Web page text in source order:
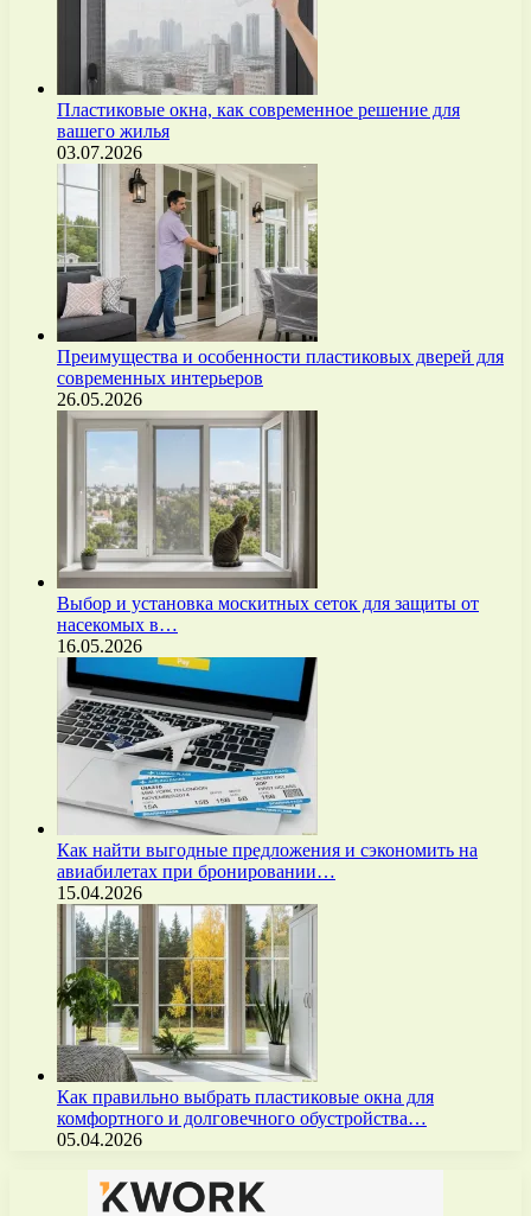
Пластиковые окна, как современное решение для
вашего жилья
03.07.2026
Преимущества и особенности пластиковых дверей для
современных интерьеров
26.05.2026
Выбор и установка москитных сеток для защиты от
насекомых в…
16.05.2026
Как найти выгодные предложения и сэкономить на
авиабилетах при бронировании…
15.04.2026
Как правильно выбрать пластиковые окна для
комфортного и долговечного обустройства…
05.04.2026